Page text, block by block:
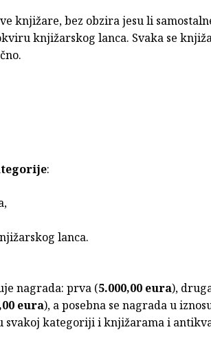
knjižare, bez obzira jesu li
knjižarskog lanca. Svaka se
:
lanca.
nagrada: prva (5.000,00 eura),
eura), a posebna se nagrada u
svakoj kategoriji i knjižarama i